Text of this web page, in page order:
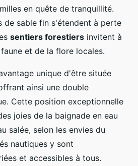
en quête de tranquillité.
de sable fin s'étendent à perte
sentiers forestiers invitent à
et de la flore locales.
unique d'être située
ainsi une double
Cette position exceptionnelle
joies de la baignade en eau
salée, selon les envies du
nautiques y sont
et accessibles à tous.